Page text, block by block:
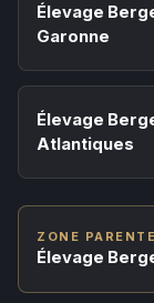
Élevage
Garonne
Élevage
Atlantiques
ZONE PARENTE
Élevage